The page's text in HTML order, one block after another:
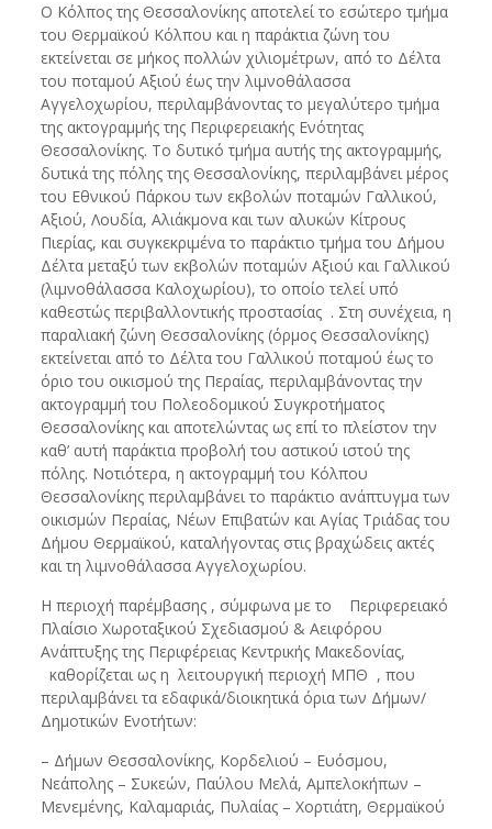
Ο Κόλπος της Θεσσαλονίκης αποτελεί το εσώτερο τμήμα
του Θερμαϊκού Κόλπου και η παράκτια ζώνη του
εκτείνεται σε μήκος πολλών χιλιομέτρων, από το Δέλτα
του ποταμού Αξιού έως την λιμνοθάλασσα
Αγγελοχωρίου, περιλαμβάνοντας το μεγαλύτερο τμήμα
της ακτογραμμής της Περιφερειακής Ενότητας
Θεσσαλονίκης. Το δυτικό τμήμα αυτής της ακτογραμμής,
δυτικά της πόλης της Θεσσαλονίκης, περιλαμβάνει μέρος
του Εθνικού Πάρκου των εκβολών ποταμών Γαλλικού,
Αξιού, Λουδία, Αλιάκμονα και των αλυκών Κίτρους
Πιερίας, και συγκεκριμένα το παράκτιο τμήμα του Δήμου
Δέλτα μεταξύ των εκβολών ποταμών Αξιού και Γαλλικού
(λιμνοθάλασσα Καλοχωρίου), το οποίο τελεί υπό
καθεστώς περιβαλλοντικής προστασίας . Στη συνέχεια, η
παραλιακή ζώνη Θεσσαλονίκης (όρμος Θεσσαλονίκης)
εκτείνεται από το Δέλτα του Γαλλικού ποταμού έως το
όριο του οικισμού της Περαίας, περιλαμβάνοντας την
ακτογραμμή του Πολεοδομικού Συγκροτήματος
Θεσσαλονίκης και αποτελώντας ως επί το πλείστον την
καθ’ αυτή παράκτια προβολή του αστικού ιστού της
πόλης. Νοτιότερα, η ακτογραμμή του Κόλπου
Θεσσαλονίκης περιλαμβάνει το παράκτιο ανάπτυγμα των
οικισμών Περαίας, Νέων Επιβατών και Αγίας Τριάδας του
Δήμου Θερμαϊκού, καταλήγοντας στις βραχώδεις ακτές
και τη λιμνοθάλασσα Αγγελοχωρίου.
Η περιοχή παρέμβασης , σύμφωνα με το Περιφερειακό
Πλαίσιο Χωροταξικού Σχεδιασμού & Αειφόρου
Ανάπτυξης της Περιφέρειας Κεντρικής Μακεδονίας,
καθορίζεται ως η λειτουργική περιοχή ΜΠΘ , που
περιλαμβάνει τα εδαφικά/διοικητικά όρια των Δήμων/
Δημοτικών Ενοτήτων:
– Δήμων Θεσσαλονίκης, Κορδελιού – Ευόσμου,
Νεάπολης – Συκεών, Παύλου Μελά, Αμπελοκήπων –
Μενεμένης, Καλαμαριάς, Πυλαίας – Χορτιάτη, Θερμαϊκού